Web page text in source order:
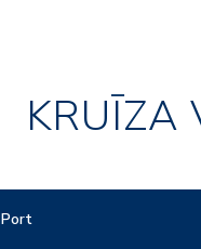
KRUĪZA
Port